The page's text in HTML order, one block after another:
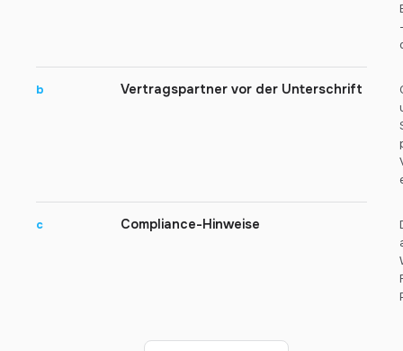
b Vertragspartner vor der Unterschrift
c Compliance-Hinweise